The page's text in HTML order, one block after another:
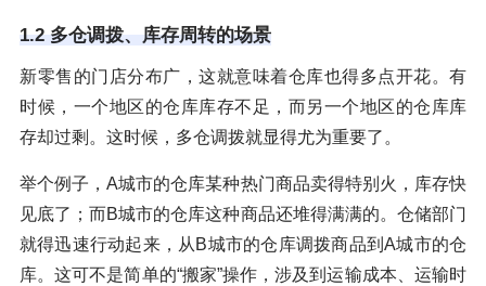
1.2 多仓调拨、库存周转的场景
新零售的门店分布广，这就意味着仓库也得多点开花。有
时候，一个地区的仓库库存不足，而另一个地区的仓库库
存却过剩。这时候，多仓调拨就显得尤为重要了。
举个例子，A城市的仓库某种热门商品卖得特别火，库存快
见底了；而B城市的仓库这种商品还堆得满满的。仓储部门
就得迅速行动起来，从B城市的仓库调拨商品到A城市的仓
库。这可不是简单的“搬家”操作，涉及到运输成本、运输时